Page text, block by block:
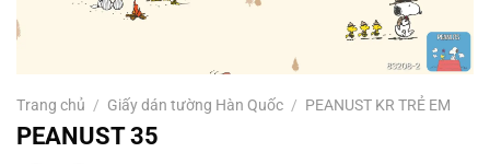
Trang chủ / Giấy dán tường Hàn Quốc / PEANUST KR TRẺ EM
PEANUST 35